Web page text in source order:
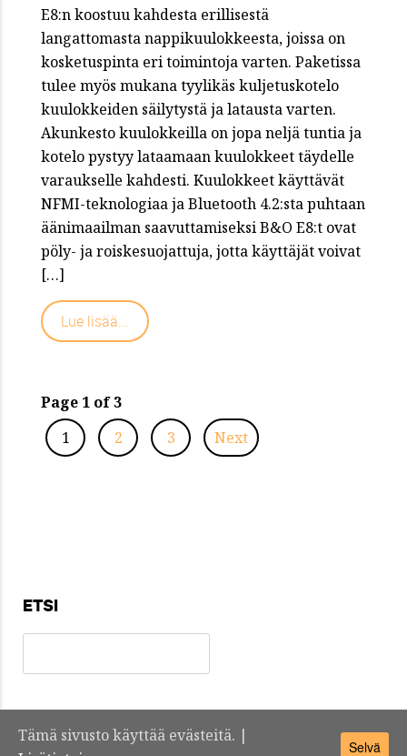
E8:n koostuu kahdesta erillisestä
langattomasta nappikuulokkeesta, joissa on
kosketuspinta eri toimintoja varten. Paketissa
tulee myös mukana tyylikäs kuljetuskotelo
kuulokkeiden säilytystä ja latausta varten.
Akunkesto kuulokkeilla on jopa neljä tuntia ja
kotelo pystyy lataamaan kuulokkeet täydelle
varaukselle kahdesti. Kuulokkeet käyttävät
NFMI-teknologiaa ja Bluetooth 4.2:sta puhtaan
äänimaailman saavuttamiseksi B&O E8:t ovat
pöly- ja roiskesuojattuja, jotta käyttäjät voivat
[…]
Lue lisää...
Page 1 of 3
1
2 3 Next
ETSI
Teknosuomi.fi -Yhteystiedot
Tämä sivusto käyttää evästeitä. |
Selvä